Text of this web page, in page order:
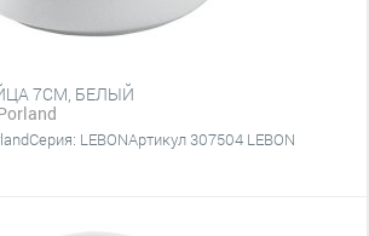
7CM, БЕЛЫЙ
LEBONАртикул 307504 LEBON